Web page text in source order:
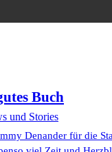
Buch
und Stories
Denander für die